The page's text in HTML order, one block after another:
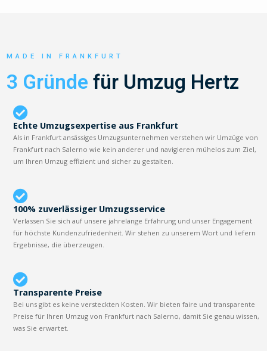
MADE IN FRANKFURT
3 Gründe für Umzug Hertz
Echte Umzugsexpertise aus Frankfurt
Als in Frankfurt ansässiges Umzugsunternehmen verstehen wir Umzüge von
Frankfurt nach Salerno wie kein anderer und navigieren mühelos zum Ziel,
um Ihren Umzug effizient und sicher zu gestalten.
100% zuverlässiger Umzugsservice
Verlassen Sie sich auf unsere jahrelange Erfahrung und unser Engagement
für höchste Kundenzufriedenheit. Wir stehen zu unserem Wort und liefern
Ergebnisse, die überzeugen.
Transparente Preise
Bei uns gibt es keine versteckten Kosten. Wir bieten faire und transparente
Preise für Ihren Umzug von Frankfurt nach Salerno, damit Sie genau wissen,
was Sie erwartet.